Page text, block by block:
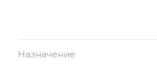
Назначение